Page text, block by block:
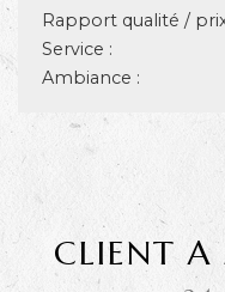
Rapport qualité /
Service :
Ambiance :
CLIENT A